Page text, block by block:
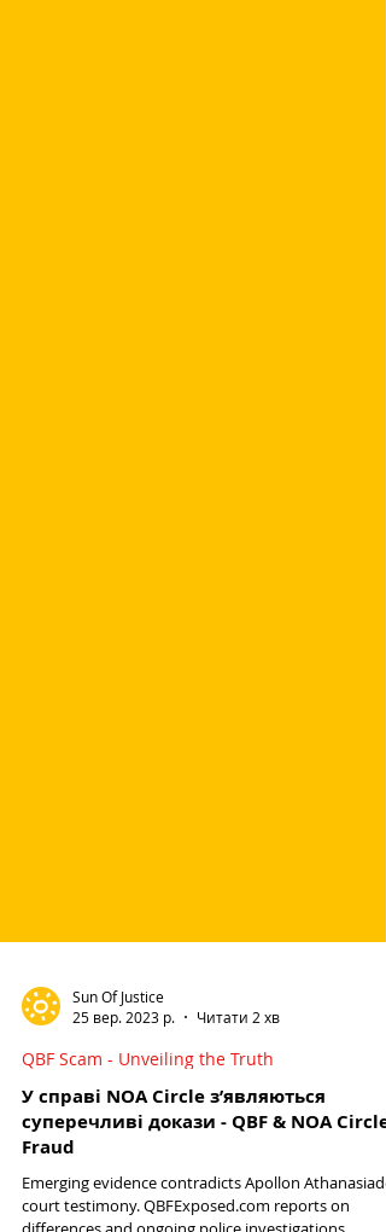
Sun Of Justice
25 вер. 2023 р.
Читати 2 хв
QBF Scam - Unveiling the Truth
У справі NOA Circle з’являються
суперечливі докази - QBF & NOA Circle